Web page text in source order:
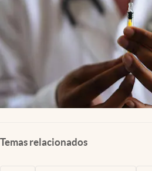
Temas relacionados